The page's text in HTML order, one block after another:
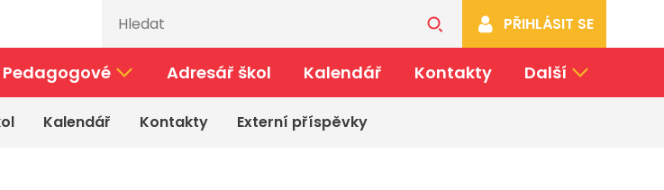
PŘIHLÁSIT SE
Pedagogové Adresář škol Kalendář Kontakty Další
Kalendář Kontakty Externí příspěvky